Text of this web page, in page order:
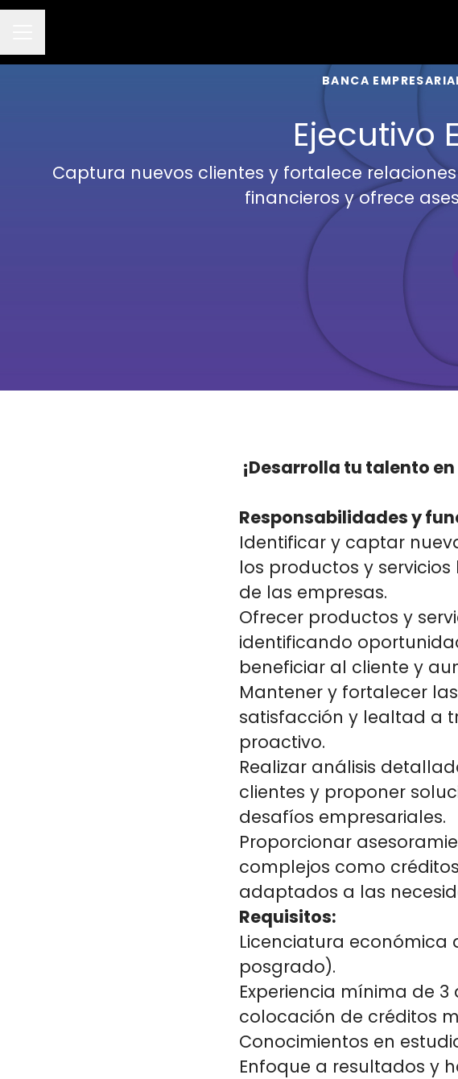
BANCA
Ejecutivo
Captura nuevos clientes y fortalece
financieros y ofrece
¡Desarrolla tu talento
Responsabilidades y
Identificar y captar
los productos y
de las empresas.
Ofrecer productos y
identificando
beneficiar al cliente y
Mantener y fortalecer
satisfacción y lealtad a
proactivo.
Realizar análisis
clientes y proponer
desafíos empresariales.
Proporcionar
complejos como
adaptados a las
Requisitos:
Licenciatura económica
posgrado).
Experiencia mínima de
colocación de créditos
Conocimientos en
Enfoque a resultados y